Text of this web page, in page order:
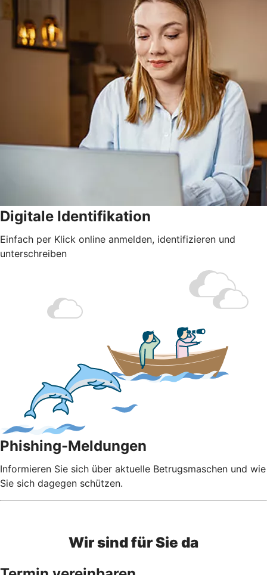
Digitale Identifikation
Einfach per Klick online anmelden, identifizieren und
unterschreiben
Phishing-Meldungen
Informieren Sie sich über aktuelle Betrugsmaschen und wie
Sie sich dagegen schützen.
Wir sind für Sie da